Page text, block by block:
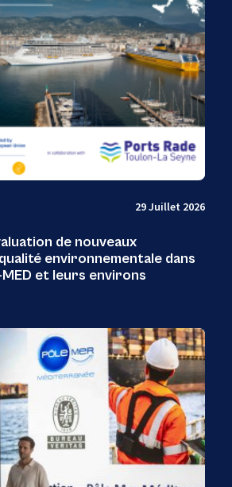
29 Juillet 2026
de nouveaux
environnementale dans
et leurs environs